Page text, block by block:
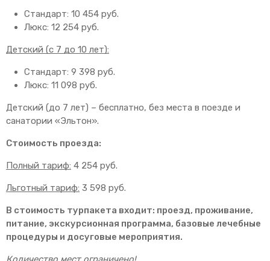
Стандарт: 10 454 руб.
Люкс: 12 254 руб.
Детский (с 7 до 10 лет):
Стандарт: 9 398 руб.
Люкс: 11 098 руб.
Детский (до 7 лет) – бесплатно, без места в поезде и
санатории «Эльтон».
Стоимость проезда:
Полный тариф: 4 254 руб.
Льготный тариф: 3 598 руб.
В стоимость турпакета входит: проезд, проживание,
питание, экскурсионная программа, базовые лечебные
процедуры и досуговые мероприятия.